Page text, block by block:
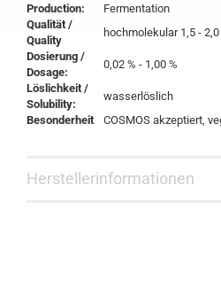
Production:
Fermentation
Qualität /
Quality
hochmolekular 1,5 -
Dosierung /
Dosage:
0,02 % - 1,00 %
Löslichkeit /
Solubility:
wasserlöslich
Besonderheit
COSMOS akzeptiert,
Herstellerinformationen